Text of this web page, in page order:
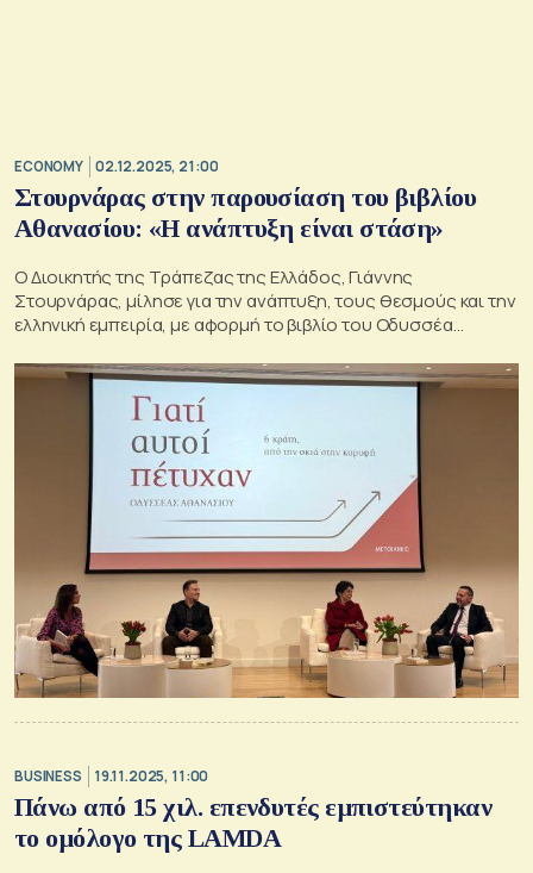
ECONOMY 02.12.2025, 21:00
Στουρνάρας στην παρουσίαση του βιβλίου
Αθανασίου: «Η ανάπτυξη είναι στάση»
Ο Διοικητής της Τράπεζας της Ελλάδος, Γιάννης
Στουρνάρας, μίλησε για την ανάπτυξη, τους θεσμούς και την
ελληνική εμπειρία, με αφορμή το βιβλίο του Οδυσσέα
BUSINESS 19.11.2025, 11:00
Πάνω από 15 χιλ. επενδυτές εμπιστεύτηκαν
το ομόλογο της LAMDA